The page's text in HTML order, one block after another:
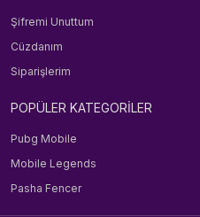
Şifremi Unuttum
Cüzdanım
Siparişlerim
POPÜLER KATEGORİLER
Pubg Mobile
Mobile Legends
Pasha Fencer